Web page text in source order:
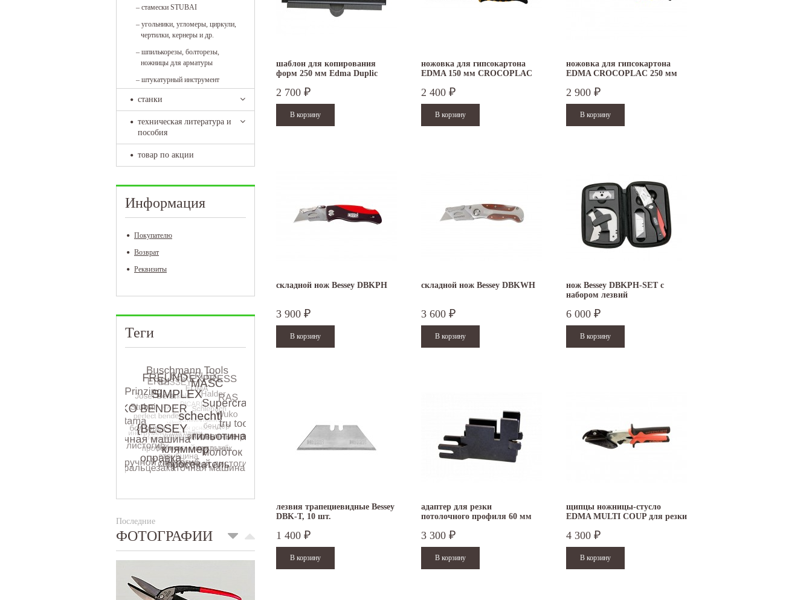
– стамески STUBAI
– угольники, угломеры, циркули,
чертилки, кернеры и др.
– шпилькорезы, болторезы,
ножницы для арматуры
– штукатурный инструмент
станки
техническая литература и
пособия
товар по акции
Информация
Покупателю
Возврат
Реквизиты
Теги
Последние
ФОТОГРАФИИ
шаблон для копирования
форм 250 мм Edma Duplic
2 700 ₽
ножовка для гипсокартона
EDMA 150 мм CROCOPLAC
2 400 ₽
ножовка для гипсокартона
EDMA CROCOPLAC 250 мм
2 900 ₽
складной нож Bessey DBKPH
3 900 ₽
складной нож Bessey DBKWH
3 600 ₽
нож Bessey DBKPH-SET с
набором лезвий
6 000 ₽
лезвия трапециевидные Bessey
DBK-T, 10 шт.
1 400 ₽
адаптер для резки
потолочного профиля 60 мм
PROFILCUT MEGA
3 300 ₽
щипцы ножницы-стусло
EDMA MULTI COUP для резки
4 300 ₽